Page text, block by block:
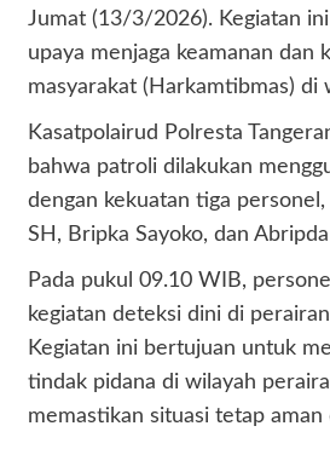
Jumat (13/3/2026). Kegiatan
upaya menjaga keamanan dan
masyarakat (Harkamtibmas) di
Kasatpolairud Polresta
bahwa patroli dilakukan
dengan kekuatan tiga personel,
SH, Bripka Sayoko, dan
Pada pukul 09.10 WIB,
kegiatan deteksi dini di
Kegiatan ini bertujuan untuk
tindak pidana di wilayah
memastikan situasi tetap aman